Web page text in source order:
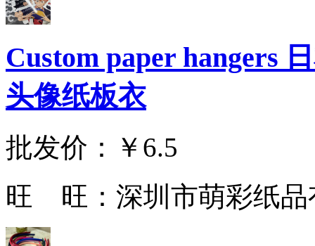
Custom paper hangers
头像纸板衣
批发价：
￥6.5
旺 旺： 深圳市萌彩纸